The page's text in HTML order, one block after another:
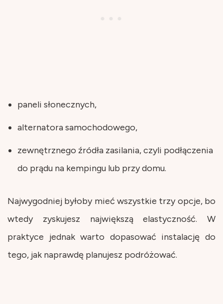
paneli słonecznych,
alternatora samochodowego,
zewnętrznego źródła zasilania, czyli podłączenia
do prądu na kempingu lub przy domu.
Najwygodniej byłoby mieć wszystkie trzy opcje, bo
wtedy zyskujesz największą elastyczność. W
praktyce jednak warto dopasować instalację do
tego, jak naprawdę planujesz podróżować.